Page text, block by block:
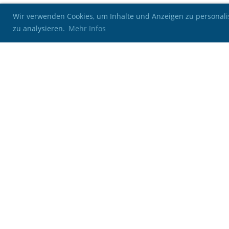
Wir verwenden Cookies, um Inhalte und Anzeigen zu
zu analysieren. Mehr Infos